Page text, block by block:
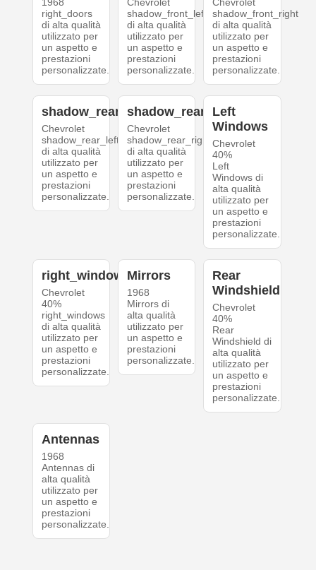
1968
right_doors
di alta qualità
utilizzato per
un aspetto e
prestazioni
personalizzate.
Chevrolet
shadow_front_left
di alta qualità
utilizzato per
un aspetto e
prestazioni
personalizzate.
Chevrolet
shadow_front_right
di alta qualità
utilizzato per
un aspetto e
prestazioni
personalizzate.
shadow_rear_left
Chevrolet
shadow_rear_left
di alta qualità
utilizzato per
un aspetto e
prestazioni
personalizzate.
shadow_rear_right
Chevrolet
shadow_rear_right
di alta qualità
utilizzato per
un aspetto e
prestazioni
personalizzate.
Left
Windows
Chevrolet
40%
Left
Windows di
alta qualità
utilizzato per
un aspetto e
prestazioni
personalizzate.
right_windows
Chevrolet
40%
right_windows
di alta qualità
utilizzato per
un aspetto e
prestazioni
personalizzate.
Mirrors
1968
Mirrors di
alta qualità
utilizzato per
un aspetto e
prestazioni
personalizzate.
Rear
Windshield
Chevrolet
40%
Rear
Windshield di
alta qualità
utilizzato per
un aspetto e
prestazioni
personalizzate.
Antennas
1968
Antennas di
alta qualità
utilizzato per
un aspetto e
prestazioni
personalizzate.